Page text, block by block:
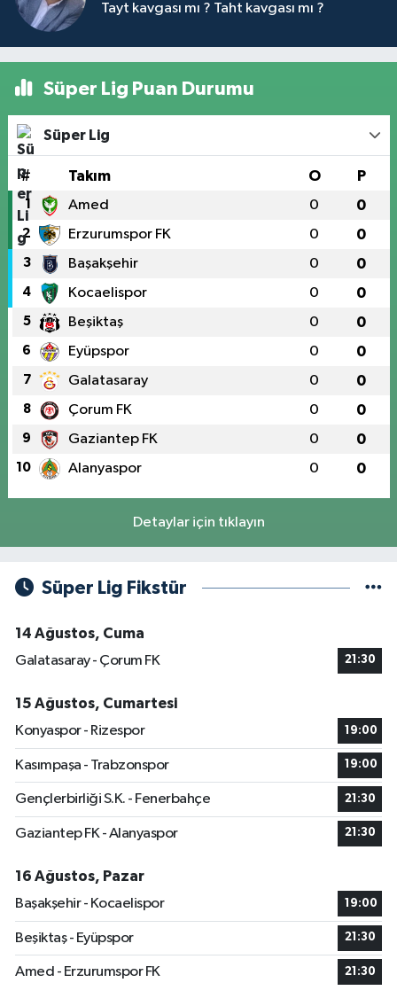
Tayt kavgası mı ? Taht kavgası mı ?
Süper Lig Puan Durumu
Süper Lig
# Takım O P
1 Amed 0 0
2 Erzurumspor FK 0 0
3 Başakşehir 0 0
4 Kocaelispor 0 0
5 Beşiktaş 0 0
6 Eyüpspor 0 0
7 Galatasaray 0 0
8 Çorum FK 0 0
9 Gaziantep FK 0 0
10 Alanyaspor 0 0
Detaylar için tıklayın
Süper Lig Fikstür
14 Ağustos, Cuma
Galatasaray - Çorum FK
21:30
15 Ağustos, Cumartesi
Konyaspor - Rizespor
19:00
Kasımpaşa - Trabzonspor 19:00
Gençlerbirliği S.K. - Fenerbahçe 21:30
Gaziantep FK - Alanyaspor 21:30
16 Ağustos, Pazar
Başakşehir - Kocaelispor
19:00
Beşiktaş - Eyüpspor 21:30
Amed - Erzurumspor FK 21:30